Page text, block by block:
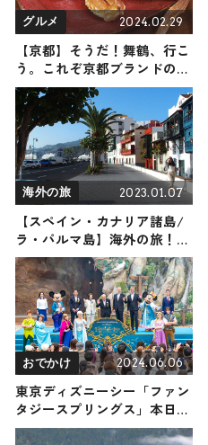
グルメ 2024.02.29
【京都】そうだ！舞鶴、行こ
う。これぞ京都ブランドのズ
ワイガニ
海外の旅 2023.01.07
【スペイン・カナリア諸島/
ラ・パルマ島】海外の旅！お
すすめ観光スポットやグルメ
をリポート
おでかけ 2024.06.06
東京ディズニーシー「ファン
タジースプリングス」本日オ
ープン セレモニーにミッキ